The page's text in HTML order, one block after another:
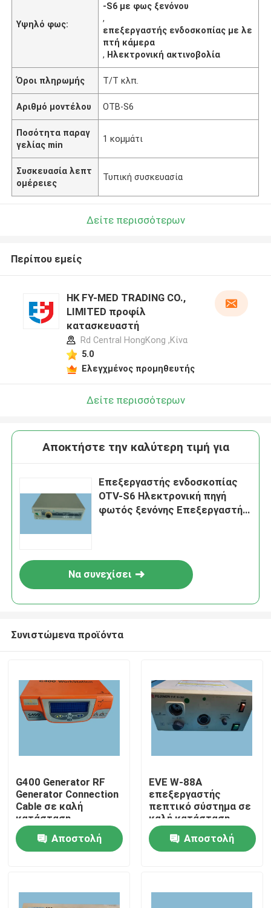
Σπίτι
Βίντεο
Υψηλό φως:
-S6 με φως ξενόνου
,
επεξεργαστής ενδοσκοπίας με λε
πτή κάμερα
, Ηλεκτρονική ακτινοβολία
Όροι πληρωμής Τ/Τ κλπ.
Αριθμό μοντέλου ΟΤΒ-S6
Ποσότητα παραγ
γελίας min
1 κομμάτι
Συσκευασία λεπτ
ομέρειες
Τυπική συσκευασία
Δείτε περισσότερων
Περίπου εμείς
HK FY-MED TRADING CO.,
LIMITED προφίλ
κατασκευαστή
Rd Central HongKong ,Κίνα
5.0
Ελεγχμένος προμηθευτής
Δείτε περισσότερων
Αποκτήστε την καλύτερη τιμή για
Επεξεργαστής ενδοσκοπίας
OTV-S6 Ηλεκτρονική πηγή
φωτός ξενόνης Επεξεργαστής
Να συνεχίσει
Συνιστώμενα προϊόντα
G400 Generator RF
Generator Connection
Cable σε καλή
κατάσταση
Αποστολή
EVE W-88A
επεξεργαστής
πεπτικό σύστημα σε
καλή κατάσταση
επεξεργαστής
ενδοσκόπησης
Αποστολή